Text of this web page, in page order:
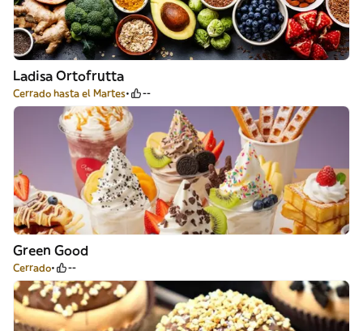
Ladisa Ortofrutta
Cerrado hasta el Martes --
Green Good
Cerrado --